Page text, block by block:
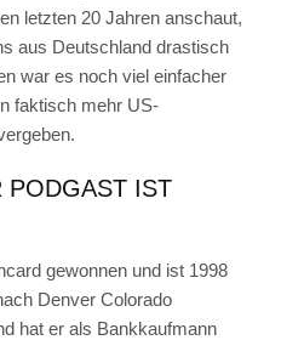
letzten 20 Jahren anschaut,
aus Deutschland drastisch
war es noch viel einfacher
faktisch mehr US-
IST
gewonnen und ist 1998
Denver Colorado
hat er als Bankkaufmann